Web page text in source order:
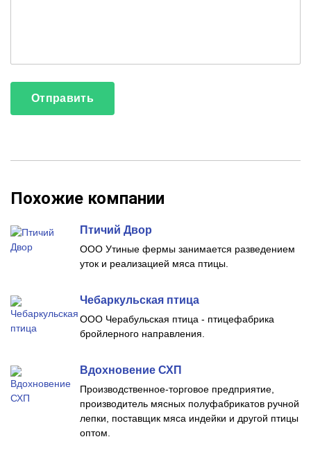
Похожие компании
Птичий Двор
ООО Утиные фермы занимается разведением
уток и реализацией мяса птицы.
Чебаркульская птица
ООО Черабульская птица - птицефабрика
бройлерного направления.
Вдохновение СХП
Производственное-торговое предприятие,
производитель мясных полуфабрикатов ручной
лепки, поставщик мяса индейки и другой птицы
оптом.